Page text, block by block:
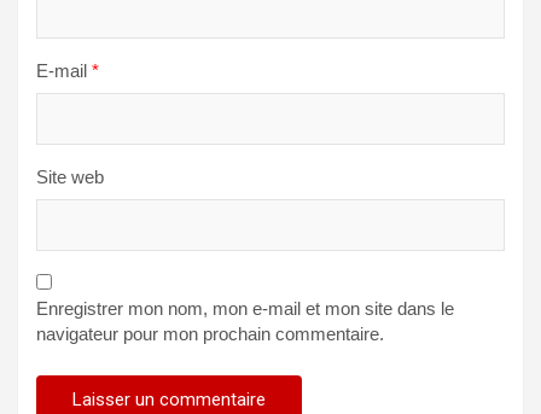
E-mail *
Site web
Enregistrer mon nom, mon e-mail et mon site dans le
navigateur pour mon prochain commentaire.